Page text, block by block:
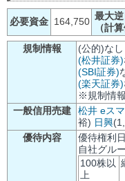
必要資金 164,750 最大
（計算
規制情報
(公的)なし
(松井証券)
(SBI証券)
(楽天証券)
※規制情
一般信用売建
松井 eスマ
裕) 日興
優待内容
優待権利
自社グル
100株以
上